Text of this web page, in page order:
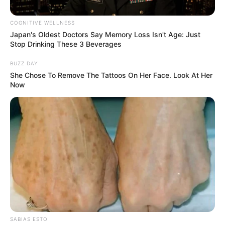
Inaldo Pérez
Soacha Cundinamarca
Por:
Miguel Ángel Valencia González
Mayo 15, 2020
COGNITIVE WELLNESS
Japan's Oldest Doctors Say Memory Loss Isn't Age: Just
Stop Drinking These 3 Beverages
BUZZ DAY
She Chose To Remove The Tattoos On Her Face. Look At Her
Now
SABIAS ESTO